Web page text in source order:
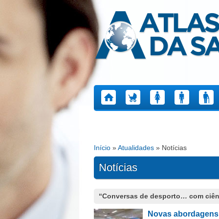
Atlas da Saúde
Está aqui
Início »Atualidades » Notícias
Notícias
“Conversas de desporto… com
Novas
Páginas